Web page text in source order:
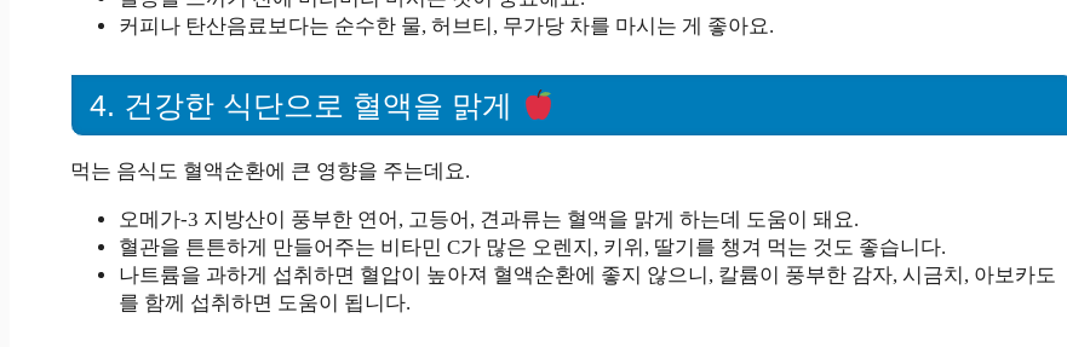
커피나 탄산음료보다는 순수한 물, 허브티, 무가당 차를 마시는 게 좋아요.
4. 건강한 식단으로 혈액을 맑게
먹는 음식도 혈액순환에 큰 영향을 주는데요.
오메가-3 지방산이 풍부한 연어, 고등어, 견과류는 혈액을 맑게 하는데 도움이 돼요.
혈관을 튼튼하게 만들어주는 비타민 C가 많은 오렌지, 키위, 딸기를 챙겨 먹는 것도 좋습니다.
나트륨을 과하게 섭취하면 혈압이 높아져 혈액순환에 좋지 않으니, 칼륨이 풍부한 감자, 시금치, 아보카도
를 함께 섭취하면 도움이 됩니다.